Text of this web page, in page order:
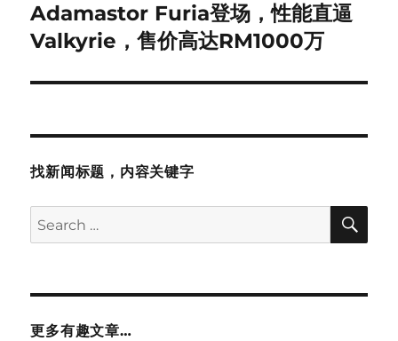
post:
Adamastor Furia登场，性能直逼
Valkyrie，售价高达RM1000万
找新闻标题，内容关键字
Search
for:
更多有趣文章…